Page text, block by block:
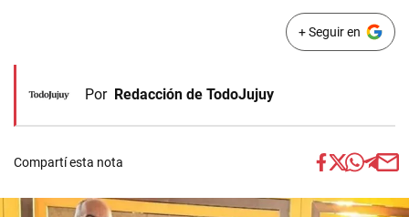
+ Seguir en
Por Redacción de TodoJujuy
Compartí esta nota